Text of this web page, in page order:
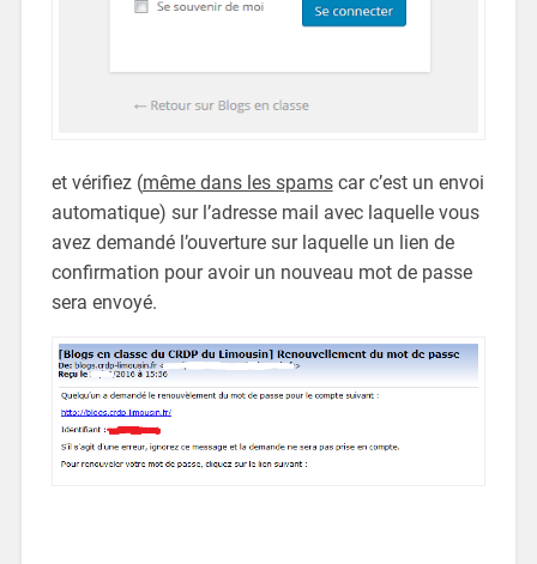
et vérifiez (même dans les spamscar c’est un envoi
automatique) sur l’adresse mail avec laquelle vous
avez demandé l’ouverture sur laquelle un lien de
confirmation pour avoir un nouveau mot de passe
sera envoyé.